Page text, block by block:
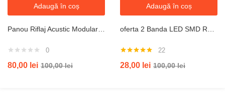
Adaugă în coș
0
80,00 lei 100,00lei
Adaugă în coș
4.82din 5
22
28,00 lei 100,00lei